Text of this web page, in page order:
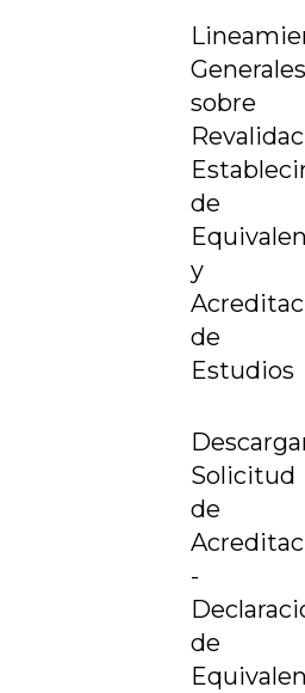
Generales
sobre
de
y
de
Estudios
Solicitud
de
-
de